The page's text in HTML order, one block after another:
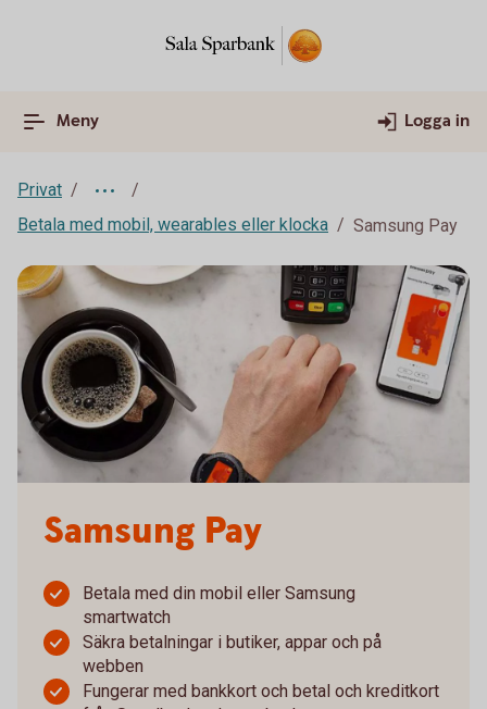
Meny Logga in
Privat
Betala med mobil, wearables eller klocka
Samsung Pay
Samsung Pay
Betala med din mobil eller Samsung
smartwatch
Säkra betalningar i butiker, appar och på
webben
Fungerar med bankkort och betal och kreditkort